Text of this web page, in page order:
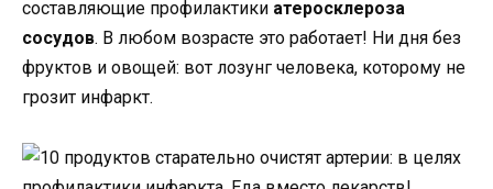
составляющие профилактики атеросклероза
сосудов. В любом возрасте это работает! Ни дня без
фруктов и овощей: вот лозунг человека, которому не
грозит инфаркт.